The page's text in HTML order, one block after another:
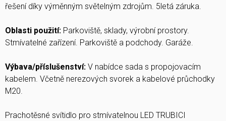
řešení díky výměnným světelným zdrojům. 5letá záruka.
Oblasti použití: Parkoviště, sklady, výrobní prostory.
Stmívatelné zařízení. Parkoviště a podchody. Garáže.
Výbava/příslušenství: V nabídce sada s propojovacím
kabelem. Včetně nerezových svorek a kabelové průchodky
M20.
Prachotěsné svítidlo pro stmívatelnou LED TRUBICI